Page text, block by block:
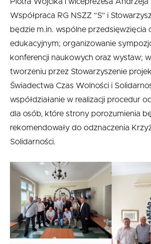
Piotra Wójcika i wiceprezesa Andrzeja
Współpraca RG NSZZ ”S” i
będzie m.in. wspólne przedsięwzięcia
edukacyjnym; organizowanie
konferencji naukowych oraz wystaw;
tworzeniu przez Stowarzyszenie
Świadectwa Czas Wolności i
współdziałanie w realizacji procedur
dla osób, które strony porozumienia
rekomendowały do odznaczenia
Solidarności.